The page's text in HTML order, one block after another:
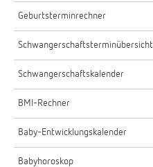
Geburtsterminrechner
Schwangerschaftsterminübersicht
Schwangerschaftskalender
BMI-Rechner
Baby-Entwicklungskalender
Babyhoroskop